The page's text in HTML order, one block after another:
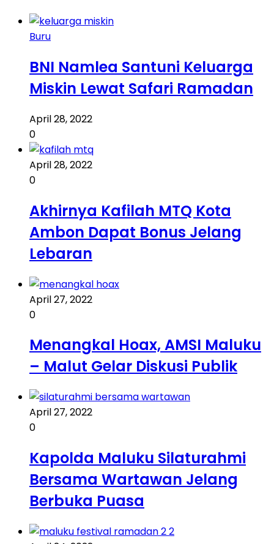
Buru
BNI Namlea Santuni Keluarga
Miskin Lewat Safari Ramadan
April 28, 2022
0
April 28, 2022
0
Akhirnya Kafilah MTQ Kota
Ambon Dapat Bonus Jelang
Lebaran
April 27, 2022
0
Menangkal Hoax, AMSI Maluku
– Malut Gelar Diskusi Publik
April 27, 2022
0
Kapolda Maluku Silaturahmi
Bersama Wartawan Jelang
Berbuka Puasa